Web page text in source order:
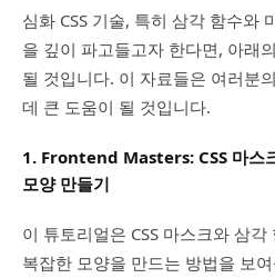
심화 CSS 기술, 특히 삼각 함수와
을 깊이 파고들고자 한다면, 아래
될 것입니다. 이 자료들은 여러분
데 큰 도움이 될 것입니다.
1. Frontend Masters: CSS 마스
모양 만들기
이 튜토리얼은 CSS 마스크와 삼
복잡한 모양을 만드는 방법을 보